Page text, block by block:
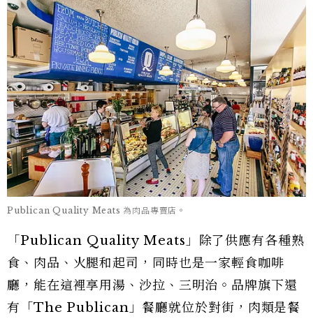
Publican Quality Meats 為肉品專賣店。
「Publican Quality Meats」除了供應有各種熟
食、肉品、火腿和起司，同時也是一家輕食咖啡
廳，能在這裡享用湯、沙拉、三明治。品牌旗下還
有「The Publican」餐廳就位於對街，肉類是餐